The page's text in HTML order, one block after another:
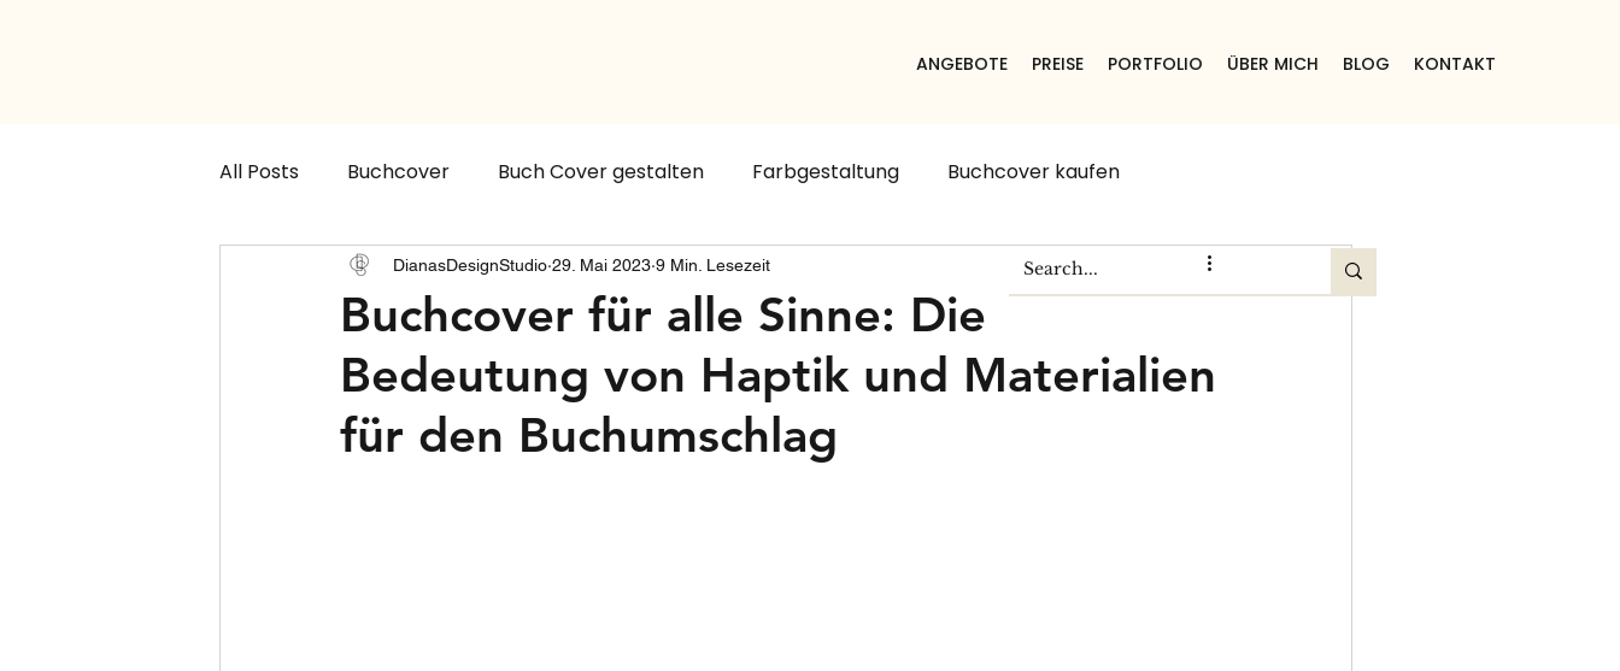
ANGEBOTE PREISE PORTFOLIO ÜBER MICH BLOG KONTAKT
All Posts Buchcover Buch Cover gestalten Farbgestaltung Buchcover kaufen
Buchcover Designer Buch Cover Design Buch Cover erstellen Typografie
Buchcover für alle Sinne: Die
Bedeutung von Haptik und Materialien
für den Buchumschlag
DianasDesignStudio 29. Mai 2023 9 Min. Lesezeit